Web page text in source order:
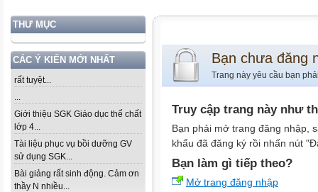
THƯ MỤC
CÁC Ý KIẾN MỚI NHẤT
rất tuyệt...
...
Giới thiệu SGK Giáo dục thể chất
lớp 4...
Tài liệu phục vụ bồi dưỡng GV
sử dụng SGK...
Bài giảng rất sinh động. Cảm ơn
thầy N nhiều...
Bạn chưa đăng
Trang này yêu cầu bạn
Truy cập trang này như
Bạn phải mở trang đăng nhập,
khẩu đã đăng ký rồi nhấn nút
Bạn làm gì tiếp theo?
Mở trang đăng nhập